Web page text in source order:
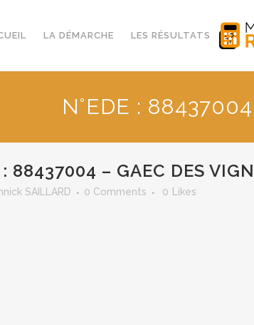
LA DÉMARCHE LES RÉSULTATS
N°EDE :
: 88437004 – GAEC DES
SAILLARD 0 Comments 0 Likes